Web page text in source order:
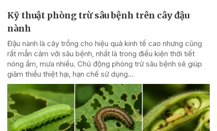
Kỹ thuật phòng trừ sâu bệnh trên cây đậu
nành
Đậu nành là cây trồng cho hiệu quả kinh tế cao nhưng cũng
rất mẫn cảm với sâu bệnh, nhất là trong điều kiện thời tiết
nóng ẩm, mưa nhiều. Chủ động phòng trừ sâu bệnh sẽ giúp
giảm thiểu thiệt hại, hạn chế sử dụng...